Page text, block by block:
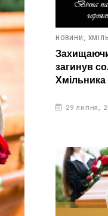
НОВИНИ,
загинув
Хмільника
29 липня,